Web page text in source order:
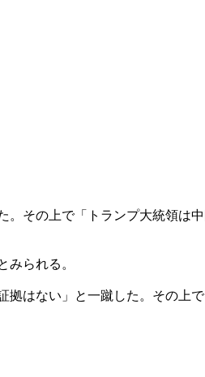
。その上で「トランプ大統領は
られる。
はない」と一蹴した。その上